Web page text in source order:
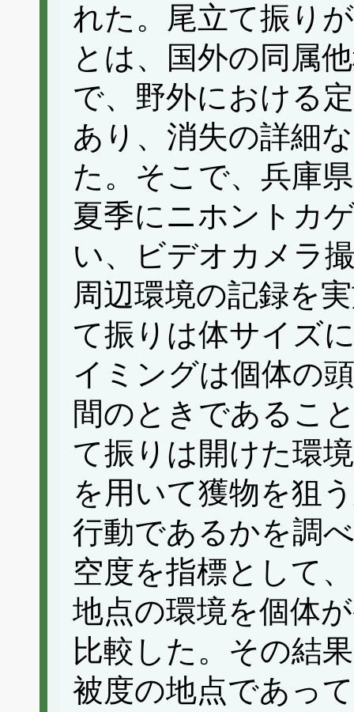
れた。尾立て振り
とは、国外の同属
で、野外における
あり、消失の詳細
た。そこで、兵庫
夏季にニホントカ
い、ビデオカメラ
周辺環境の記録を
て振りは体サイズ
イミングは個体の
間のときであるこ
て振りは開けた環
を用いて獲物を狙
行動であるかを調
空度を指標として
地点の環境を個体
比較した。その結
被度の地点であっ